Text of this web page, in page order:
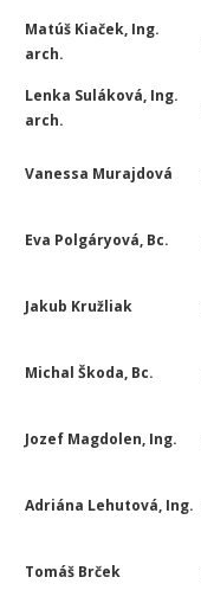
Matúš Kiaček, Ing.
arch.
Lenka Suláková, Ing.
arch.
Vanessa Murajdová
Eva Polgáryová, Bc.
Jakub Kružliak
Michal Škoda, Bc.
Jozef Magdolen, Ing.
Adriána Lehutová, Ing.
Tomáš Brček